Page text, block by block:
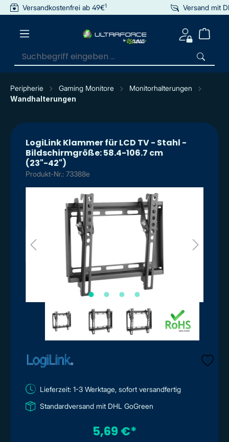
springen
Versandkostenfrei ab 49€1 Versand mit
Peripherie Gaming Monitore
Monitorhalterungen
Wandhalterungen
LogiLink Klammer für LCD TV - Stahl -
Bildschirmgröße: 58.4-106.7 cm
(23"-42")
Produkt-Nr.: 73388e
Lieferzeit: 1-3 Werktage, sofort versandfertig
Standardversand mit DHL GoGreen
5,69 €*